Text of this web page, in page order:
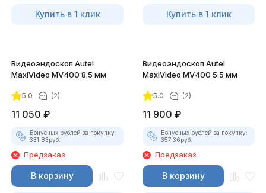
Купить в 1 клик Купить в 1 клик
Видеоэндоскоп Autel
MaxiVideo MV400 8.5 мм
5.0 (2)
11 050 ₽
Бонусных рублей за покупку:
331.83руб.
Предзаказ
В корзину
Видеоэндоскоп Autel
MaxiVideo MV400 5.5 мм
5.0 (2)
11 900 ₽
Бонусных рублей за покупку:
357.36руб.
Предзаказ
В корзину